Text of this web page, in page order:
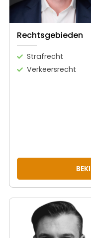
Rechtsgebieden
Strafrecht
Verkeersrecht